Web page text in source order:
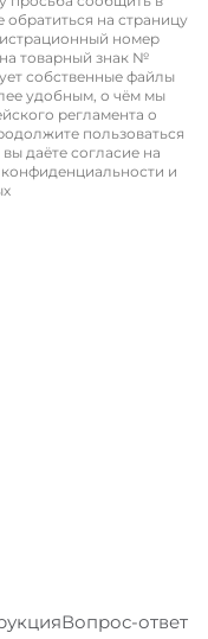
носят
рекламой
препаратов.
для
В случае
фоне приема
просьба сообщить в
на страницу
номер
товарный знак №
регламента о
пользоваться
даёте согласие на
и